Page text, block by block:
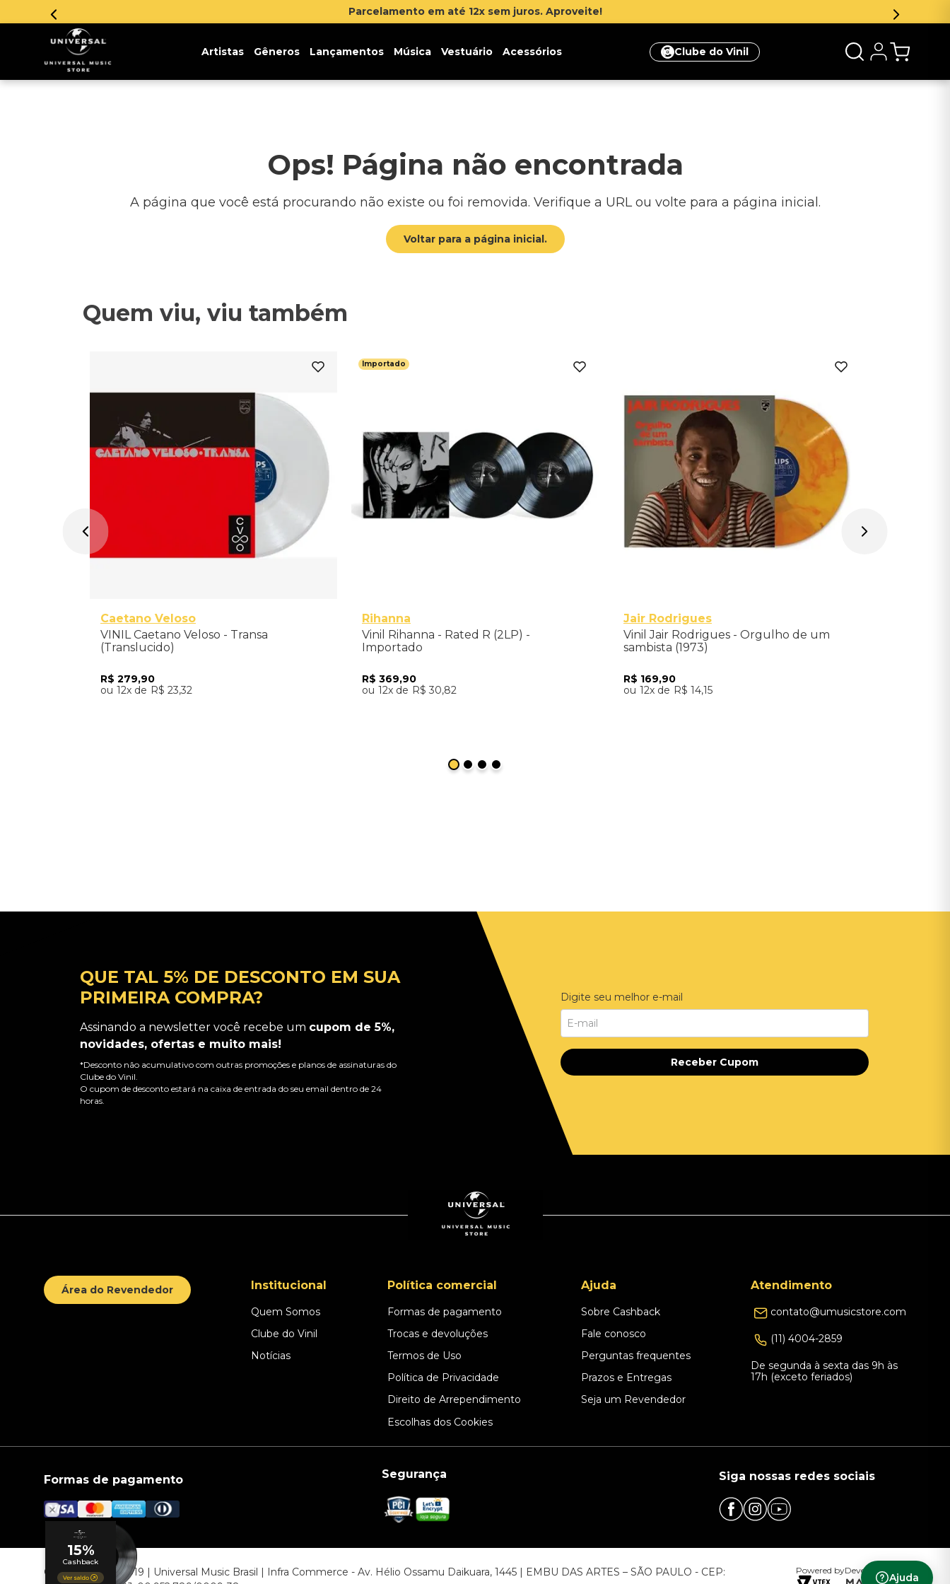
Parcelamento em até 12x sem juros. Aproveite!
Artistas Gêneros Lançamentos Música Vestuário Acessórios Clube do Vinil
Ajuda
Ops! Página não encontrada
A página que você está procurando não existe ou foi removida. Verifique a URL ou volte para a página inicial.
Voltar para a página inicial.
Quem viu, viu também
Caetano Veloso
VINIL Caetano Veloso - Transa
(Translucido)
R$ 279,90
12
R$ 23,32
Importado
Rihanna
Vinil Rihanna - Rated R (2LP) -
Importado
R$ 369,90
12
R$ 30,82
Jair Rodrigues
Vinil Jair Rodrigues - Orgulho de um
sambista (1973)
R$ 169,90
12
R$ 14,15
QUE TAL 5% DE DESCONTO EM SUA
PRIMEIRA COMPRA?
Assinando a newsletter você recebe um cupom de 5%,
novidades, ofertas e muito mais!
*Desconto não acumulativo com outras promoções e planos de assinaturas do
Clube do Vinil.
O cupom de desconto estará na caixa de entrada do seu email dentro de 24
horas.
Digite seu melhor e-mail
Receber Cupom
Área do Revendedor Institucional
Quem Somos
Clube do Vinil
Notícias
Política comercial
Formas de pagamento
Trocas e devoluções
Termos de Uso
Política de Privacidade
Direito de Arrependimento
Escolhas dos Cookies
Ajuda
Sobre Cashback
Fale conosco
Perguntas frequentes
Prazos e Entregas
Seja um Revendedor
Atendimento
contato@umusicstore.com
(11) 4004-2859
De segunda à sexta das 9h às
17h (exceto feriados)
Formas de pagamento Segurança Siga nossas redes sociais
© COPYRIGHT 2019 | Universal Music Brasil | Infra Commerce - Av. Hélio Ossamu Daikuara, 1445 | EMBU DAS ARTES – SÃO PAULO - CEP:
Powered byDeveloped by